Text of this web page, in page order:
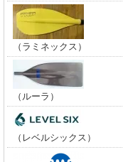
（ラミネックス）
（ルーラ）
（レベルシックス）